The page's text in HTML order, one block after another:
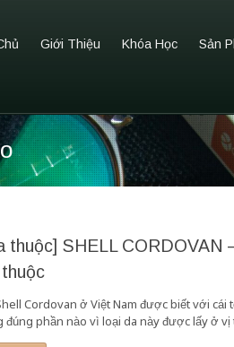
Giới Thiệu Khóa Học Sản
thuộc] SHELL CORDOVAN
Cordovan ở Việt Nam được biết với cái
đúng phần nào vì loại da này được lấy ở